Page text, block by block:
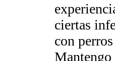
ciertas
con
Mantengo